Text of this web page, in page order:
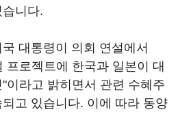
니다.
대통령이 의회 연설에서
프로젝트에 한국과 일본이 대
이라고 밝히면서 관련 수혜주
고 있습니다. 이에 따라 동양